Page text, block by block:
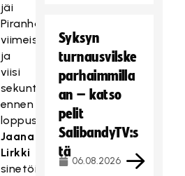
jäi
Piranhan
viimeiseksi,
ja
viisi
sekuntia
ennen
loppusummeria
Jaana
Lirkki
sinetöi
Syksyn
turnausvilske
parhaimmilla
an – katso
pelit
SalibandyTV:s
tä
06.08.2026